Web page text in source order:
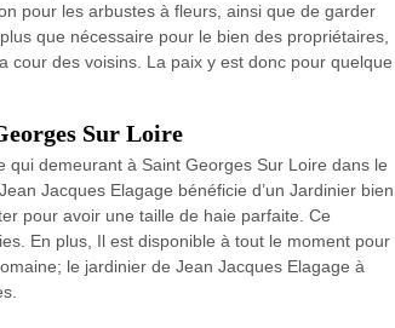
pour les arbustes à fleurs, ainsi que de garder
que nécessaire pour le bien des propriétaires,
cour des voisins. La paix y est donc pour quelque
Sur Loire
demeurant à Saint Georges Sur Loire dans le
Jacques Elagage bénéficie d’un Jardinier bien
pour avoir une taille de haie parfaite. Ce
En plus, Il est disponible à tout le moment pour
le jardinier de Jean Jacques Elagage à